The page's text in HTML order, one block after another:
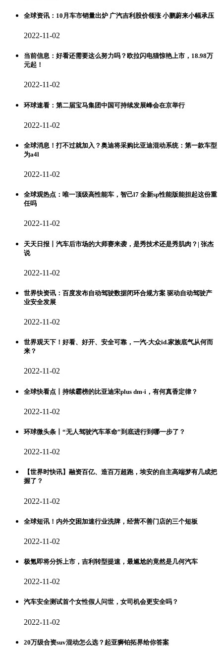
全球资讯：10月车市销量出炉 广汽吉利股价领涨 小鹏蔚来小幅承压
2022-11-02
当前信息：好看还需要这么努力吗？欧拉闪电猫惊艳上市，18.98万
元起！
2022-11-02
环球速看：第二届宝马集团中国可持续发展峰会在京举行
2022-11-02
全球消息！打不过就加入？奥迪将采购比亚迪混动系统：第一款车型
为a4l
2022-11-02
全球观热点：唯一顶级高性能车，智己l7 全新sp性能版能担起这份重
任吗
2022-11-02
天天日报丨汽车后市场的大师赛来袭，是秀技术还是秀肌肉？| 张杰
说
2022-11-02
世界快资讯：百度发布自动驾驶数据闭环合规方案 驱动自动驾驶产
业安全发展
2022-11-02
世界观天下！好看、好开、安全可靠，一汽-大众id.家族底气从何而
来？
2022-11-02
全球快看点丨持续霸榜的比亚迪宋plus dm-i，有何真香定律？
2022-11-02
环球微头条丨“无人驾驶汽车革命”到底进行到哪一步了？
2022-11-02
【世界时快讯】融资百亿、造百万超跑，埃安的自主高端梦有几成把
握了？
2022-11-02
全球短讯！内外交困加速行业洗牌，经营不善门店的三个短板
2022-11-02
极氪即将分拆上市，吉利转型提速，最尴尬的竟然是几何汽车
2022-11-02
汽车安全测试首个女性假人问世，女司机会更安全吗？
2022-11-02
20万级合资suv混动怎么选？起亚狮铂拓界给你答案